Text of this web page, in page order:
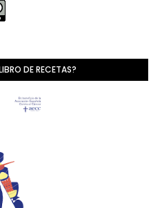
DE RECETAS?